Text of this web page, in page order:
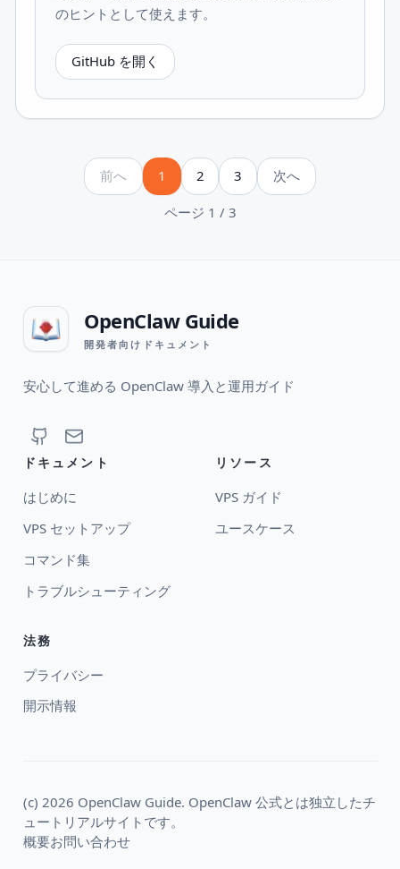
のヒントとして使えます。
GitHub を開く
前へ 1 2 3 次へ
ページ 1 / 3
OpenClaw Guide
開発者向けドキュメント
安心して進める OpenClaw 導入と運用ガイド
ドキュメント
はじめに
VPS セットアップ
コマンド集
トラブルシューティング
リソース
VPS ガイド
ユースケース
法務
プライバシー
開示情報
(c) 2026 OpenClaw Guide. OpenClaw 公式とは独立したチ
ュートリアルサイトです。
概要お問い合わせ